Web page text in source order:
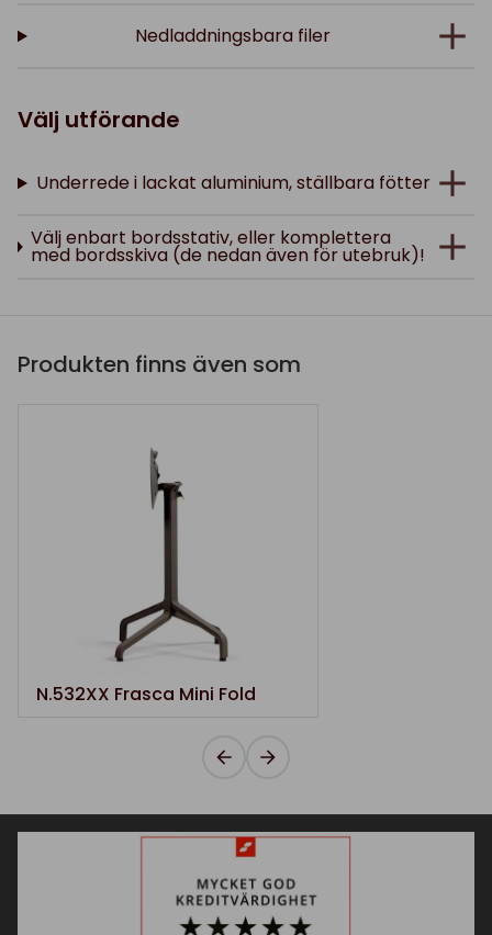
Nedladdningsbara filer
Välj utförande
Underrede i lackat aluminium, ställbara fötter
Välj enbart bordsstativ, eller komplettera
med bordsskiva (de nedan även för utebruk)!
Produkten finns även som
N.532XX Frasca Mini Fold